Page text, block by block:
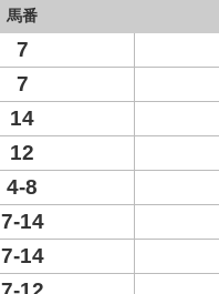
馬番
7
7
14
12
4-8
7-14
7-14